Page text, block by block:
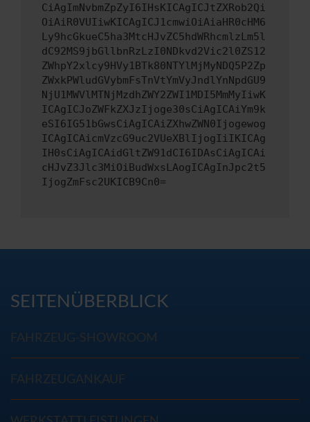
CiAgImNvbmZpZyI6IHsKICAgICJtZXRob2Qi
OiAiR0VUIiwKICAgICJ1cmwiOiAiaHR0cHM6
Ly9hcGkueC5ha3MtcHJvZC5hdWRhcmlzLm5l
dC92MS9jbGllbnRzLzI0NDkvd2Vic2l0ZS12
ZWhpY2xlcy9HVy1BTk80NTYlMjMyNDQ5P2Zp
ZWxkPWludGVybmFsTnVtYmVyJndlYnNpdGU9
NjU1MWVlMTNjMzdhZWY2ZWI1MDI5MmMyIiwK
ICAgICJoZWFkZXJzIjoge30sCiAgICAiYm9k
eSI6IG51bGwsCiAgICAiZXhwZWN0Ijogewog
ICAgICAicmVzcG9uc2VUeXBlIjogIiIKICAg
IH0sCiAgICAidGltZW91dCI6IDAsCiAgICAi
cHJvZ3Jlc3MiOiBudWxsLAogICAgInJpc2t5
IjogZmFsc2UKICB9Cn0=
SEITENÜBERBLICK
FAHRZEUG-SHOWROOM
FAHRZEUGANKAUF